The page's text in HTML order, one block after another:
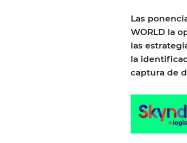
Las
WORLD la
las
la
captura de